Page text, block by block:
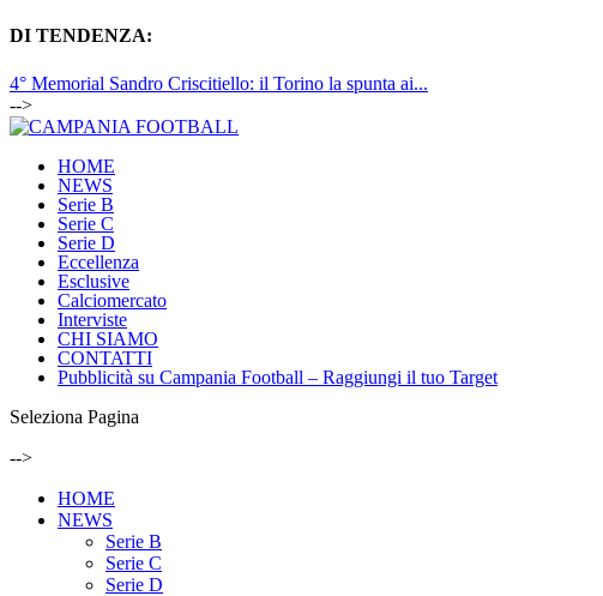
DI TENDENZA:
4° Memorial Sandro Criscitiello: il Torino la spunta ai...
-->
HOME
NEWS
Serie B
Serie C
Serie D
Eccellenza
Esclusive
Calciomercato
Interviste
CHI SIAMO
CONTATTI
Pubblicità su Campania Football – Raggiungi il tuo Target
Seleziona Pagina
-->
HOME
NEWS
Serie B
Serie C
Serie D